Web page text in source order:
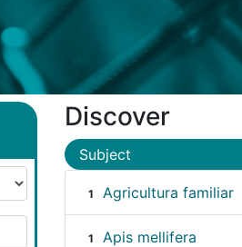
Discover
Subject
1 Agricultura familiar
1 Apis mellifera